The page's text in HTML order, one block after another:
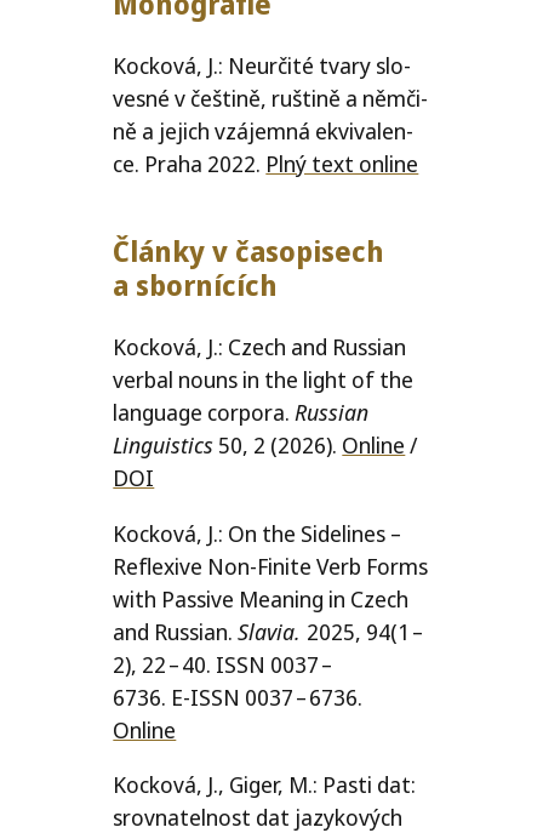
Kocková, J.: Neurčité tva­ry slo­
ves­né v češ­ti­ně, ruš­ti­ně a něm­či­
ně a jejich vzá­jem­ná ekvi­va­len­
ce. Praha 2022. Plný text onli­ne
Články v časo­pi­sech
a sbornících
Kocková, J.: Czech and Russian
ver­bal nouns in the light of the
lan­gu­age cor­po­ra.Russian
Linguistics 50, 2 (2026). Online /​
DOI
Kocková, J.: On the Sidelines –
Reflexive Non-Finite Verb Forms
with Passive Meaning in Czech
and Russian.Slavia. 2025, 94(1 –
2), 22 – 40. ISSN 0037 –
6736. E‑ISSN 0037 – 6736.
Online
Kocková, J., Giger, M.: Pasti dat:
srov­na­tel­nost dat jazy­ko­vých